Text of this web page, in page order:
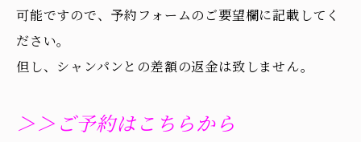
可能ですので、予約フォームのご要望欄に記載してく
ださい。
但し、シャンパンとの差額の返金は致しません。
＞＞ご予約はこちらから